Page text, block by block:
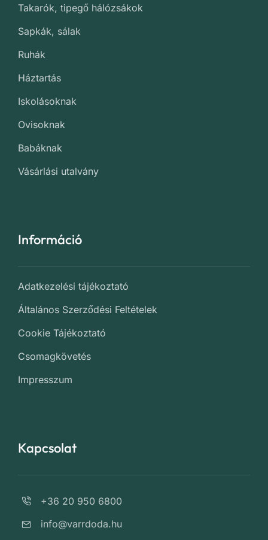
Takarók, tipegő hálózsákok
Sapkák, sálak
Ruhák
Háztartás
Iskolásoknak
Ovisoknak
Babáknak
Vásárlási utalvány
Információ
Adatkezelési tájékoztató
Általános Szerződési Feltételek
Cookie Tájékoztató
Csomagkövetés
Impresszum
Kapcsolat
+36 20 950 6800
info@varrdoda.hu